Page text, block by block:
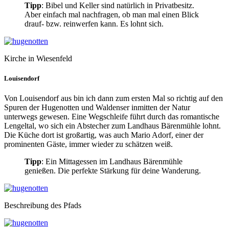
Tipp: Bibel und Keller sind natürlich in Privatbesitz.
Aber einfach mal nachfragen, ob man mal einen Blick
drauf- bzw. reinwerfen kann. Es lohnt sich.
Kirche in Wiesenfeld
Louisendorf
Von Louisendorf aus bin ich dann zum ersten Mal so richtig auf den
Spuren der Hugenotten und Waldenser inmitten der Natur
unterwegs gewesen. Eine Wegschleife führt durch das romantische
Lengeltal, wo sich ein Abstecher zum Landhaus Bärenmühle lohnt.
Die Küche dort ist großartig, was auch Mario Adorf, einer der
prominenten Gäste, immer wieder zu schätzen weiß.
Tipp: Ein Mittagessen im Landhaus Bärenmühle
genießen. Die perfekte Stärkung für deine Wanderung.
Beschreibung des Pfads